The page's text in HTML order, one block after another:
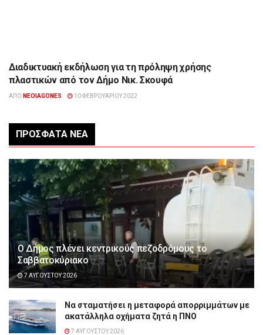
ΔΙΆΦΟΡΑ
Διαδικτυακή εκδήλωση για τη πρόληψη χρήσης
πλαστικών από τον Δήμο Νικ. Σκουφά
ΑΠΌ NEOIAGONES 10 ΦΕΒΡΟΥΑΡΊΟΥ 2022
ΠΡΌΣΦΑΤΑ ΝΈΑ
Ο Δήμος πλένει κεντρικούς πεζοδρόμους το
Σαββατοκύριακο
7 ΑΥΓΟΎΣΤΟΥ 2026
Να σταματήσει η μεταφορά απορριμμάτων με
ακατάλληλα οχήματα ζητά η ΠΝΟ
7 ΑΥΓΟΎΣΤΟΥ 2026